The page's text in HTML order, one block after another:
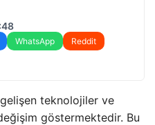
WhatsApp
Reddit
gelişen teknolojiler ve
göstermektedir. Bu